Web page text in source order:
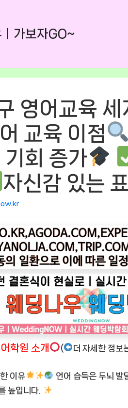
가보자GO~
영어교육 세
교육 이점
회 증가
자신감 있는
학원 소개 ( 더 자세한 정보
이유
언어 습득은 두뇌 발
높입니다.